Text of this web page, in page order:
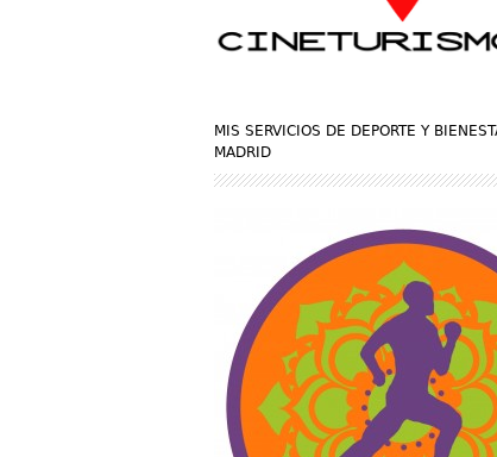
MIS SERVICIOS DE DEPORTE Y
MADRID